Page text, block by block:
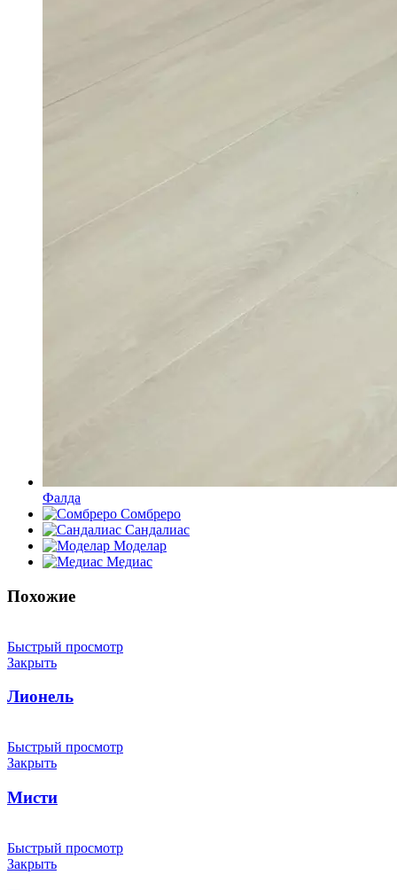
Фалда
Сомбреро
Сандалиас
Моделар
Медиас
Похожие
Быстрый просмотр
Закрыть
Лионель
Быстрый просмотр
Закрыть
Мисти
Быстрый просмотр
Закрыть